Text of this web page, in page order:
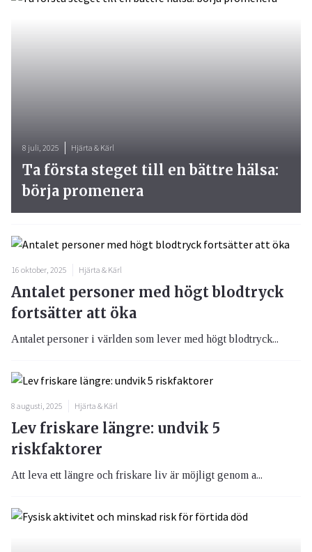
16 oktober, 2025 Hjärta & Kärl
Antalet personer med högt blodtryck
fortsätter att öka
Antalet personer i världen som lever med högt blodtryck...
8 augusti, 2025 Hjärta & Kärl
Lev friskare längre: undvik 5
riskfaktorer
Att leva ett längre och friskare liv är möjligt genom a...
8 juli, 2025 Hjärta & Kärl
Ta första steget till en bättre hälsa:
börja promenera